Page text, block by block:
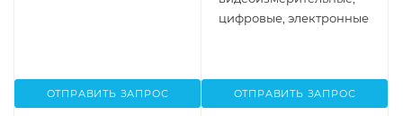
ОТПРАВИТЬ ЗАПРОС
цифровые, электронные
ОТПРАВИТЬ ЗАПРОС